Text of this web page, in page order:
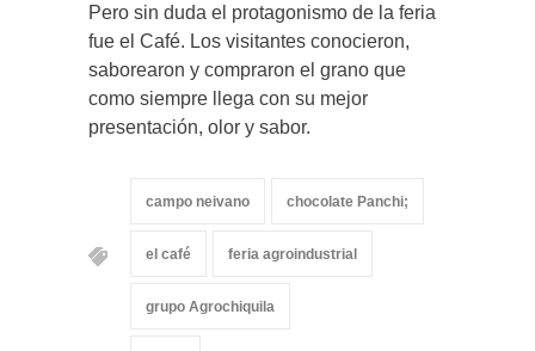
Pero sin duda el protagonismo de la feria
fue el Café. Los visitantes conocieron,
saborearon y compraron el grano que
como siempre llega con su mejor
presentación, olor y sabor.
campo neivano chocolate Panchi;
el café feria agroindustrial
grupo Agrochiquila